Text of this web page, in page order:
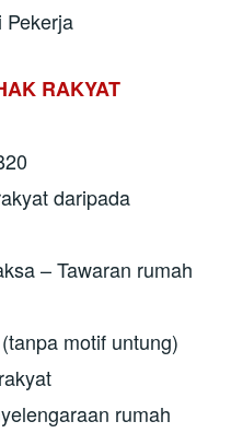
Pekerja
RAKYAT
daripada
– Tawaran rumah
motif untung)
rumah